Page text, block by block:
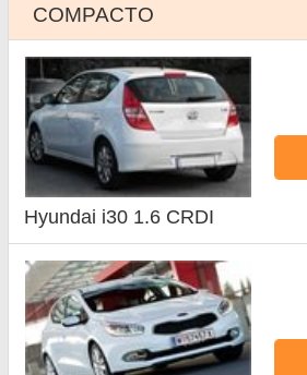
COMPACTO
Hyundai i30 1.6 CRDI